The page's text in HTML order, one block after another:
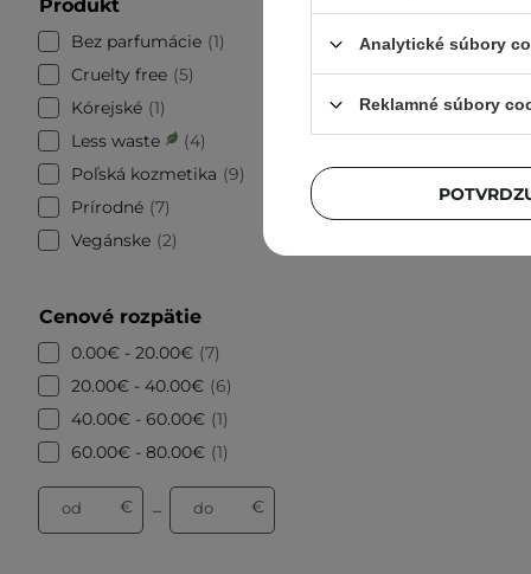
Produkt
Bez parfumácie 1
Cruelty free 5
Kórejské 1
Less waste
4
Poľská kozmetika
9
Prírodné 7
Vegánske 2
Cenové rozpätie
0.00€ - 20.00€ 7
20.00€ - 40.00€
6
40.00€ - 60.00€ 1
60.00€ - 80.00€ 1
od € – do €
Your
Analytické súbory
Reklamné súbory